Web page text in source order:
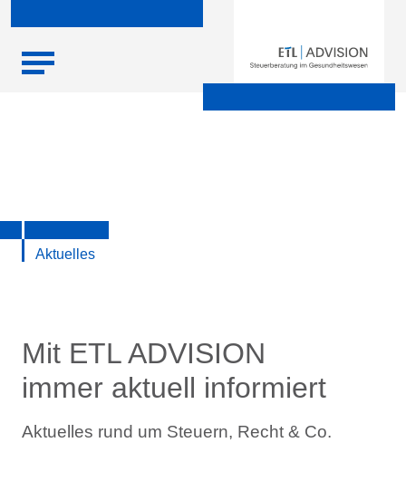
Skip
content
Finanzen
Aktuelles
Mit ETL ADVISION
immer aktuell informiert
Aktuelles rund um Steuern, Recht & Co.